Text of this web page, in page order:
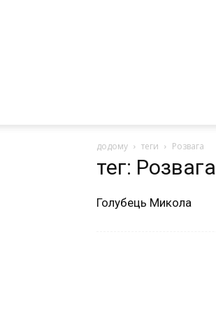
додому теги Розвага
тег: Розвага
Голубець Микола